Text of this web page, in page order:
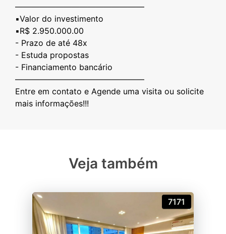
————————————————
▪️Valor do investimento
▪️R$ 2.950.000.00
- Prazo de até 48x
- Estuda propostas
- ⁠Financiamento bancário
————————————————
Entre em contato e Agende uma visita ou solicite
Veja também
7171